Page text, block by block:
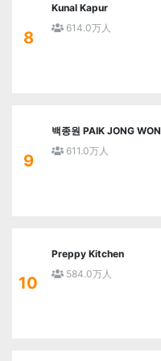
8
Kunal Kapur
614.0万人
9
백종원 PAIK JONG WON
611.0万人
10
Preppy Kitchen
584.0万人